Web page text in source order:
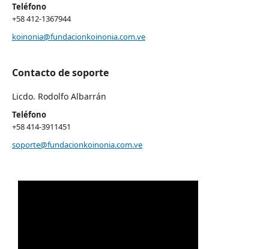
Teléfono
+58 412-1367944
koinonia@fundacionkoinonia.com.ve
Contacto de soporte
Licdo. Rodolfo Albarrán
Teléfono
+58 414-3911451
soporte@fundacionkoinonia.com.ve